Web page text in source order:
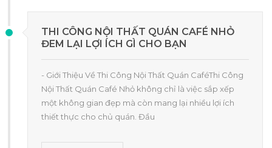
THI CÔNG NỘI THẤT QUÁN CAFÉ NHỎ
ĐEM LẠI LỢI ÍCH GÌ CHO BẠN
- Giới Thiệu Về Thi Công Nội Thất Quán CaféThi Công
Nội Thất Quán Café Nhỏ không chỉ là việc sắp xếp
một không gian đẹp mà còn mang lại nhiều lợi ích
thiết thực cho chủ quán. Đầu